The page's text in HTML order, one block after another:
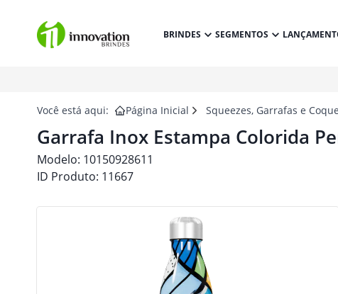
BRINDES SEGMENTOS
Você está aqui: Página Inicial Squeezes, Garrafas e
Garrafa Inox Estampa Colorida
Modelo: 10150928611
ID Produto: 11667